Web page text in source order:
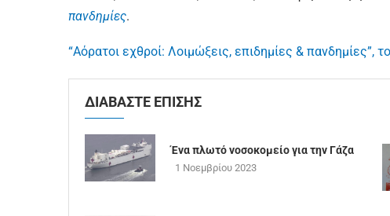
πανδημίες.
“Αόρατοι εχθροί: Λοιμώξεις, επιδημίες & πανδημίες”,
ΔΙΑΒΑΣΤΕ ΕΠΙΣΗΣ
Ένα πλωτό νοσοκομείο για την Γάζα
1 Νοεμβρίου 2023